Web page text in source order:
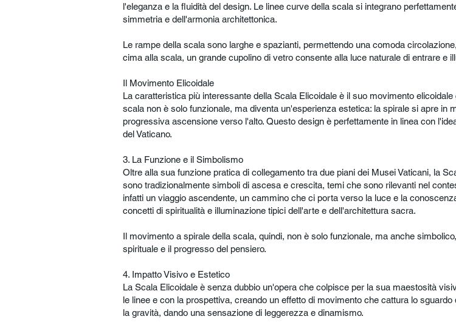
l'eleganza e la fluidità del design. Le linee curve della scala si integrano
simmetria e dell'armonia architettonica.
Le rampe della scala sono larghe e spazianti, permettendo una comoda
cima alla scala, un grande cupolino di vetro consente alla luce naturale di entrare e
Il Movimento Elicoidale
La caratteristica più interessante della Scala Elicoidale è il suo movimento
scala non è solo funzionale, ma diventa un'esperienza estetica: la spirale si apre in
progressiva ascensione verso l'alto. Questo design è perfettamente in linea con
del Vaticano.
3. La Funzione e il Simbolismo
Oltre alla sua funzione pratica di collegamento tra due piani dei Musei Vaticani, la
sono tradizionalmente simboli di ascesa e crescita, temi che sono rilevanti nel
infatti un viaggio ascendente, un cammino che ci porta verso la luce e la
concetti di spiritualità e illuminazione tipici dell'arte e dell'architettura sacra.
Il movimento a spirale della scala, quindi, non è solo funzionale, ma anche
spirituale e il progresso del pensiero.
4. Impatto Visivo e Estetico
La Scala Elicoidale è senza dubbio un'opera che colpisce per la sua maestosità
le linee e con la prospettiva, creando un effetto di movimento che cattura lo
la gravità, dando una sensazione di leggerezza e dinamismo.